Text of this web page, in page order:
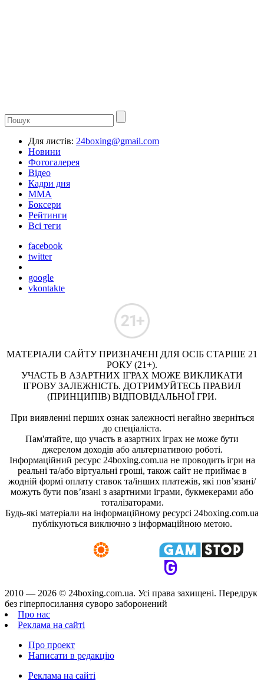
Для листів: 24boxing@gmail.com
Новини
Фотогалерея
Відео
Кадри дня
ММА
Боксери
Рейтинги
Всі теги
facebook
twitter
google
vkontakte
МАТЕРІАЛИ САЙТУ ПРИЗНАЧЕНІ ДЛЯ ОСІБ СТАРШЕ 21
РОКУ (21+).
УЧАСТЬ В АЗАРТНИХ ІГРАХ МОЖЕ ВИКЛИКАТИ
ІГРОВУ ЗАЛЕЖНІСТЬ. ДОТРИМУЙТЕСЬ ПРАВИЛ
(ПРИНЦИПІВ) ВІДПОВІДАЛЬНОЇ ГРИ.
При виявленні перших ознак залежності негайно зверніться
до спеціаліста.
Пам'ятайте, що участь в азартних іграх не може бути
джерелом доходів або альтернативою роботі.
Інформаційний ресурс 24boxing.com.ua не проводить ігри на
реальні та/або віртуальні гроші, також сайт не приймає в
жодній формі оплату ставок та/інших платежів, які пов’язані/
можуть бути пов’язані з азартними іграми, букмекерами або
тоталізаторами.
Будь-які матеріали на інформаційному ресурсі 24boxing.com.ua
публікуються виключно з інформаційною метою.
2010 — 2026 © 24boxing.com.ua. Усi права захищенi. Передрук
без гіперпосилання суворо заборонений
Про нас
Реклама на сайті
Про проект
Написати в редакцію
Реклама на сайті